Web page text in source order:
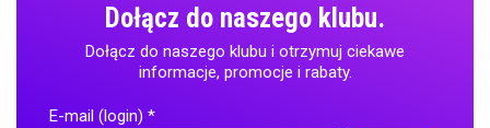
Dołącz do naszego klubu.
Dołącz do naszego klubu i otrzymuj ciekawe
informacje, promocje i rabaty.
E-mail (login) *